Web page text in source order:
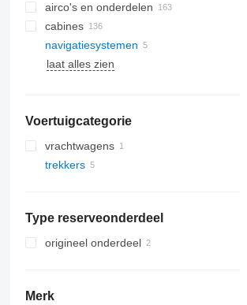
airco's en onderdelen
airconditioner slangen
airco condensoren
airconditioner compressoren
andere onderdelen van
airconditioner
cabines
zijruiten
panoramadaken
navigatiesystemen
laat alles zien
Voertuigcategorie
vrachtwagens
trekkers
Type reserveonderdeel
origineel onderdeel
Merk